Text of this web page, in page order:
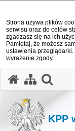
Strona używa plików
serwisu oraz do celów
zgadzasz się na ich
Pamiętaj, że możesz
ustawienia
wyrażenie zgody.
KPP